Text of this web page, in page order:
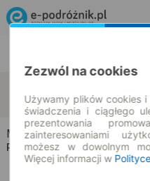
09.08.2026 | -- : --
Mogilnice → Kopiec
Rozkład jazdy i bilety
Zezwól na cookies
Używamy plików cookies
świadczenia i ciągłego
prezentowania
zainteresowaniami
możesz w dowolnym
Więcej informacji w